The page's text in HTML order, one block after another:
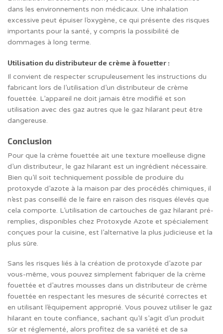
dans les environnements non médicaux. Une inhalation
excessive peut épuiser l’oxygène, ce qui présente des risques
importants pour la santé, y compris la possibilité de
dommages à long terme.
Utilisation du distributeur de crème à fouetter :
Il convient de respecter scrupuleusement les instructions du
fabricant lors de l’utilisation d’un distributeur de crème
fouettée. L’appareil ne doit jamais être modifié et son
utilisation avec des gaz autres que le gaz hilarant peut être
dangereuse.
Conclusion
Pour que la crème fouettée ait une texture moelleuse digne
d’un distributeur, le gaz hilarant est un ingrédient nécessaire.
Bien qu’il soit techniquement possible de produire du
protoxyde d’azote à la maison par des procédés chimiques, il
n’est pas conseillé de le faire en raison des risques élevés que
cela comporte. L’utilisation de cartouches de gaz hilarant pré-
remplies, disponibles chez Protoxyde Azote et spécialement
conçues pour la cuisine, est l’alternative la plus judicieuse et la
plus sûre.
Sans les risques liés à la création de protoxyde d’azote par
vous-même, vous pouvez simplement fabriquer de la crème
fouettée et d’autres mousses dans un distributeur de crème
fouettée en respectant les mesures de sécurité correctes et
en utilisant l’équipement approprié. Vous pouvez utiliser le gaz
hilarant en toute confiance, sachant qu’il s’agit d’un produit
sûr et réglementé, alors profitez de sa variété et de sa